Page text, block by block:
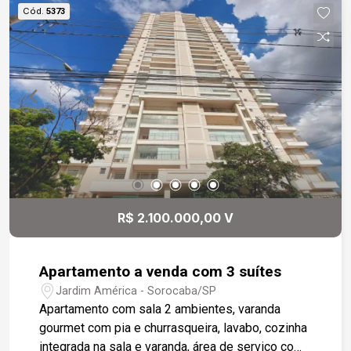
para atender às necessidades da família, e a
entrada de serviço, lavanderia e dependências de
empregada proporcionam praticidade e conforto.
O apartamento também oferece 3 vagas de
garagem, sendo 2 em gaveta e 1 paralela, além
de um depósito de 10 metros quadrados para
armazenamento adicional. Localizado em um
condomínio clube no melhor bairro da cidade de
Sorocaba, este apartamento é uma ótima opção
para quem busca um lar luxuoso e confortável. E,
como um diferencial, o apartamento está como
foi entregue pela construtora, garantindo a
Cód. 5373
R$ 2.100.000,00 V
Apartamento a venda com 3 suítes
Jardim América - Sorocaba/SP
Apartamento com sala 2 ambientes, varanda
gourmet com pia e churrasqueira, lavabo, cozinha
integrada na sala e varanda, área de serviço com